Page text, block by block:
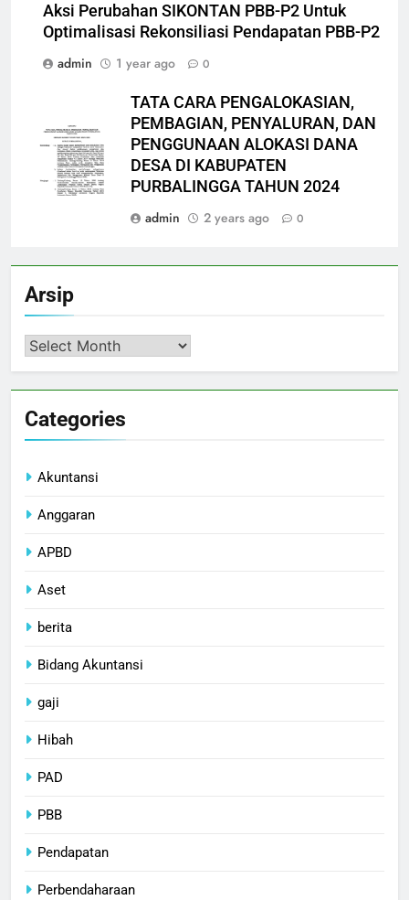
Aksi Perubahan SIKONTAN PBB-P2 Untuk
Optimalisasi Rekonsiliasi Pendapatan PBB-P2
admin
1 year ago 0
TATA CARA PENGALOKASIAN,
PEMBAGIAN, PENYALURAN, DAN
PENGGUNAAN ALOKASI DANA
DESA DI KABUPATEN
PURBALINGGA TAHUN 2024
admin
2 years ago 0
Arsip
Arsip
Categories
Akuntansi
Anggaran
APBD
Aset
berita
Bidang Akuntansi
gaji
Hibah
PAD
PBB
Pendapatan
Perbendaharaan